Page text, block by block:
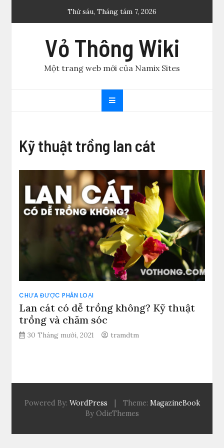
Thứ sáu, Tháng tám 7, 2026
Vỏ Thông Wiki
Một trang web mới của Namix Sites
Kỹ thuật trồng lan cát
CHƯA ĐƯỢC PHÂN LOẠI
Lan cát có dễ trồng không? Kỹ thuật
trồng và chăm sóc
30 Tháng mười, 2021 tramdtm
Powered By: WordPress Theme: MagazineBook
By OdieThemes